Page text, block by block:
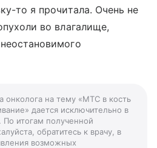
то я прочитала. Очень не
во влагалище,
онколога на тему «МТС в кость
дается исключительно в
По итогам полученной
обратитесь к врачу, в
возможных